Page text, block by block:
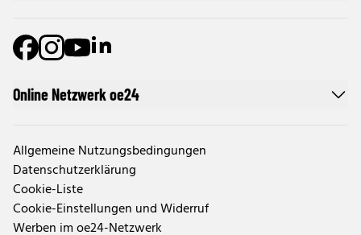
Online Netzwerk oe24
Allgemeine Nutzungsbedingungen
Datenschutzerklärung
Cookie-Liste
Cookie-Einstellungen und Widerruf
Werben im oe24-Netzwerk